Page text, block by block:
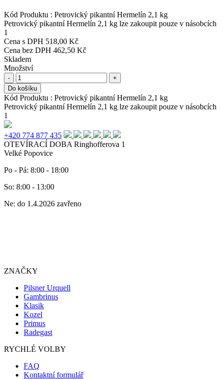
Kód Produktu : Petrovický pikantní Hermelín 2,1 kg
Petrovický pikantní Hermelín 2,1 kg lze zakoupit pouze v násobcích
1
Cena s DPH 518,00 Kč
Cena bez DPH 462,50 Kč
Skladem
Množství
-
+
Do košíku
Kód Produktu : Petrovický pikantní Hermelín 2,1 kg
Petrovický pikantní Hermelín 2,1 kg lze zakoupit pouze v násobcích
1
+420 774 877 435
OTEVÍRACÍ DOBA Ringhofferova 1
Velké Popovice
Po - Pá: 8:00 - 18:00
So: 8:00 - 13:00
Ne: do 1.4.2026 zavřeno
ZNAČKY
Pilsner Urquell
Gambrinus
Klasik
Kozel
Primus
Radegast
RYCHLÉ VOLBY
FAQ
Kontaktní formulář